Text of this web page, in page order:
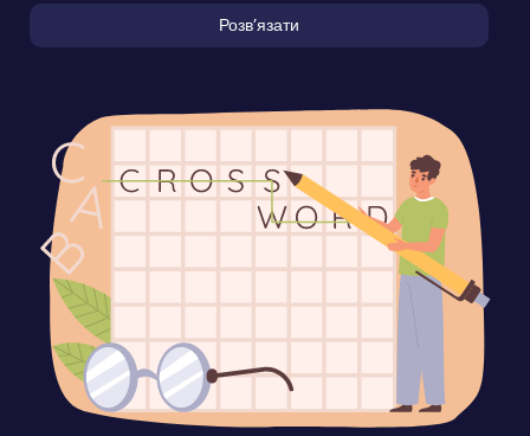
Розвʼязати